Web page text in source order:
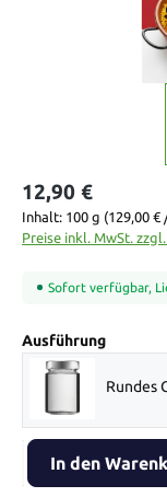
12,90 €
Inhalt: 100 g (129,00 €
Preise inkl. MwSt.
Sofort verfügbar,
Ausführung
Rundes
Produkt Anzahl:
In den